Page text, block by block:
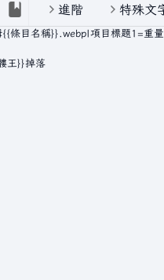
進階 特殊文